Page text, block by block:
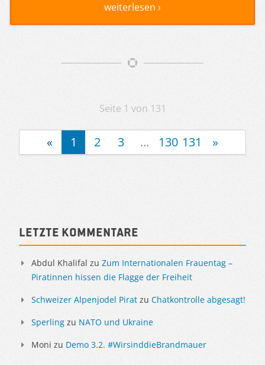
weiterlesen ›
Artikelnavigation
Seite 1 von 131
« 1 2 3 ... 130 131 »
Sidebar
Letzte Kommentare
Abdul Khalifal zu Zum Internationalen Frauentag –
Piratinnen hissen die Flagge der Freiheit
Schweizer Alpenjodel Pirat zu Chatkontrolle abgesagt!
Sperling zu NATO und Ukraine
Moni zu Demo 3.2. #WirsinddieBrandmauer